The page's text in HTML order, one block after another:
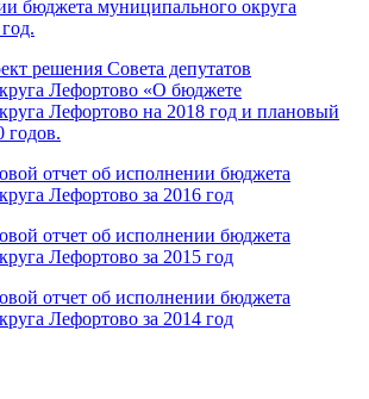
бюджета муниципального округа
решения Совета депутатов
Лефортово «О бюджете
Лефортово на 2018 год и плановый
годов.
отчет об исполнении бюджета
Лефортово за 2016 год
отчет об исполнении бюджета
Лефортово за 2015 год
отчет об исполнении бюджета
Лефортово за 2014 год